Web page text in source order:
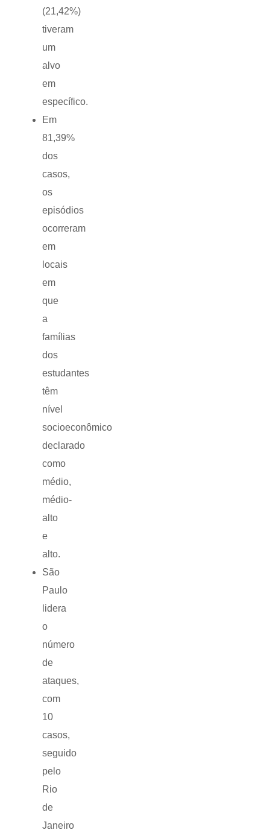
(21,42%)
tiveram
um
alvo
em
específico.
Em
81,39%
dos
casos,
os
episódios
ocorreram
em
locais
em
que
a
famílias
dos
estudantes
têm
nível
socioeconômico
declarado
como
médio,
médio-
alto
e
alto.
São
Paulo
lidera
o
número
de
ataques,
com
10
casos,
seguido
pelo
Rio
de
Janeiro